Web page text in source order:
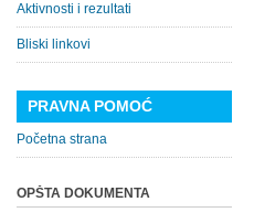
Aktivnosti i rezultati
Bliski linkovi
PRAVNA POMOĆ
Početna strana
OPŠTA DOKUMENTA